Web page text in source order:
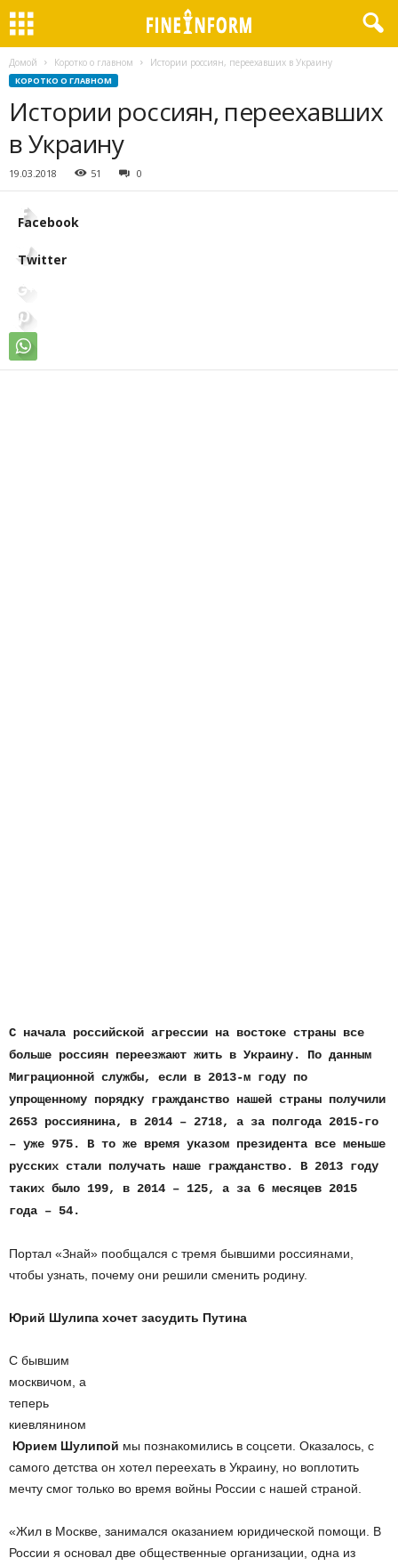
Домой Коротко о главном Истории россиян, переехавших в Украину
КОРОТКО О ГЛАВНОМ
Истории россиян, переехавших
в Украину
19.03.2018 51 0
Facebook
Twitter
С начала российской агрессии на востоке страны все
больше россиян переезжают жить в Украину. По данным
Миграционной службы, если в 2013-м году по
упрощенному порядку гражданство нашей страны получили
2653 россиянина, в 2014 – 2718, а за полгода 2015-го
– уже 975. В то же время указом президента все меньше
русских стали получать наше гражданство. В 2013 году
таких было 199, в 2014 – 125, а за 6 месяцев 2015
года – 54.
Портал «Знай» пообщался с тремя бывшими россиянами,
чтобы узнать, почему они решили сменить родину.
Юрий Шулипа хочет засудить Путина
С бывшим
москвичом, а
теперь
киевлянином
Юрием Шулипой мы познакомились в соцсети. Оказалось, с
самого детства он хотел переехать в Украину, но воплотить
мечту смог только во время войны России с нашей страной.
«Жил в Москве, занимался оказанием юридической помощи. В
России я основал две общественные организации, одна из